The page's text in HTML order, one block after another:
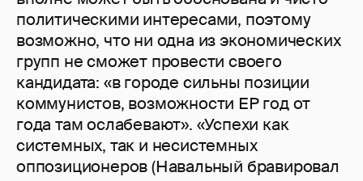
политическими интересами, поэтому
возможно, что ни одна из экономических
групп не сможет провести своего
кандидата: «в городе сильны позиции
коммунистов, возможности ЕР год от
года там ослабевают». «Успехи как
системных, так и несистемных
оппозиционеров (Навальный бравировал